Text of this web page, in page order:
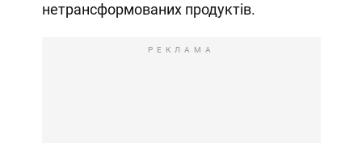
нетрансформованих продуктів.
РЕКЛАМА